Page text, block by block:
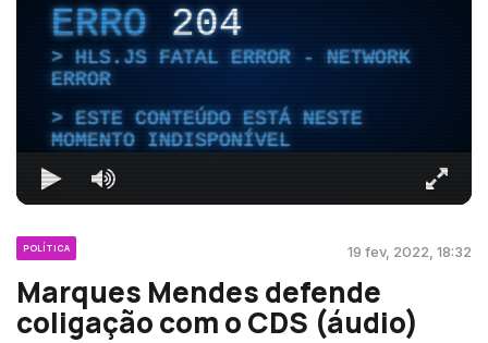
ERRO204
HLS.JS FATAL ERROR - NETWORK
ERROR
ESTE CONTEÚDO ESTÁ NESTE
MOMENTO INDISPONÍVEL
POLÍTICA 19 fev, 2022, 18:32
Marques Mendes defende
coligação com o CDS (áudio)